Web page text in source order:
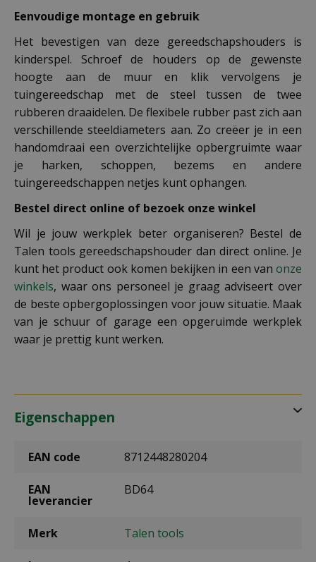
Eenvoudige montage en gebruik
Het bevestigen van deze gereedschapshouders is
kinderspel. Schroef de houders op de gewenste
hoogte aan de muur en klik vervolgens je
tuingereedschap met de steel tussen de twee
rubberen draaidelen. De flexibele rubber past zich aan
verschillende steeldiameters aan. Zo creëer je in een
handomdraai een overzichtelijke opbergruimte waar
je harken, schoppen, bezems en andere
tuingereedschappen netjes kunt ophangen.
Bestel direct online of bezoek onze winkel
Wil je jouw werkplek beter organiseren? Bestel de
Talen tools gereedschapshouder dan direct online. Je
kunt het product ook komen bekijken in een van onze
winkels, waar ons personeel je graag adviseert over
de beste opbergoplossingen voor jouw situatie. Maak
van je schuur of garage een opgeruimde werkplek
waar je prettig kunt werken.
Eigenschappen
EAN code 8712448280204
EAN
leverancier
BD64
Merk Talen tools